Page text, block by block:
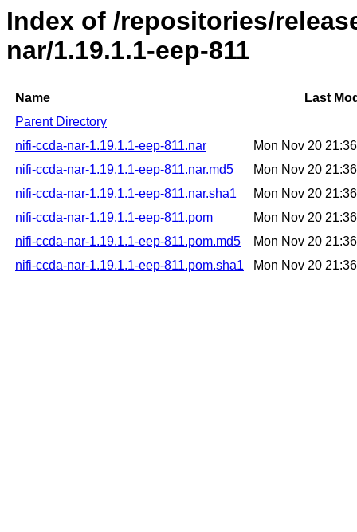
Index of /repositories/
nar/1.19.1.1-eep-811
Name
Last
Parent Directory
nifi-ccda-nar-1.19.1.1-eep-811.nar
Mon Nov 20
nifi-ccda-nar-1.19.1.1-eep-811.nar.md5
Mon Nov 20
nifi-ccda-nar-1.19.1.1-eep-811.nar.sha1
Mon Nov 20
nifi-ccda-nar-1.19.1.1-eep-811.pom
Mon Nov 20
nifi-ccda-nar-1.19.1.1-eep-811.pom.md5
Mon Nov 20
nifi-ccda-nar-1.19.1.1-eep-811.pom.sha1
Mon Nov 20